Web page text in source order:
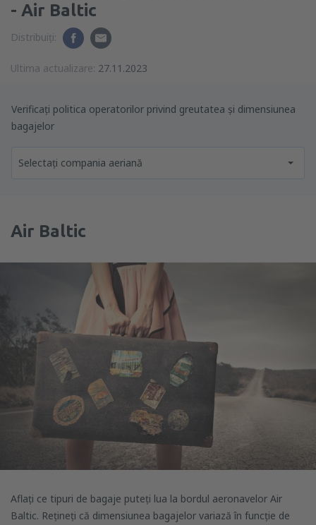
- Air Baltic
Distribuiți:
Ultima actualizare: 27.11.2023
Verificați politica operatorilor privind greutatea și dimensiunea
bagajelor
Selectați compania aeriană
Air Baltic
Aflați ce tipuri de bagaje puteți lua la bordul aeronavelor Air
Baltic. Rețineți că dimensiunea bagajelor variază în funcție de